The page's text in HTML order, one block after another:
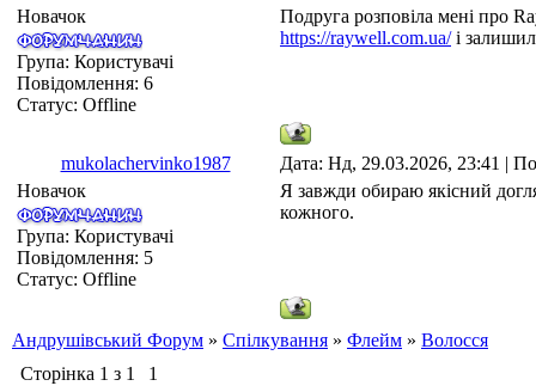
Новачок
Група: Користувачі
Повідомлення: 6
Статус: Offline
Подруга розповіла мені про
https://raywell.com.ua/і
mukolachervinko1987
Дата: Нд, 29.03.2026, 23:41 |
Новачок
Група: Користувачі
Повідомлення: 5
Статус: Offline
Я завжди обираю якісний
кожного.
Андрушівський Форум » Спілкування » Флейм » Волосся
Сторінка 1 з 1 1